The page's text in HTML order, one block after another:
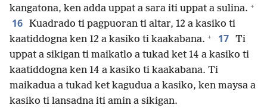
kangatona, ken adda uppat a sara iti uppat a sulina. +
16 Kuadrado ti pagpuoran ti altar, 12 a kasiko ti
kaatiddogna ken 12 a kasiko ti kaakabana. + 17 Ti
uppat a sikigan ti maikatlo a tukad ket 14 a kasiko ti
kaatiddogna ken 14 a kasiko ti kaakabana. Ti
maikadua a tukad ket kagudua a kasiko, ken maysa a
kasiko ti lansadna iti amin a sikigan.